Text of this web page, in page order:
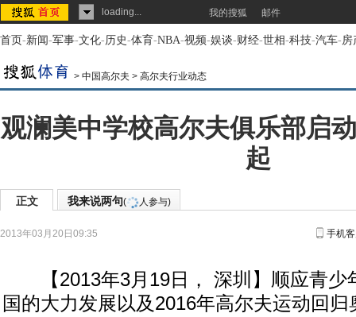
loading... 我的搜狐 邮件
首页-新闻-军事-文化-历史-体育-NBA-视频-娱谈-财经-世相-科技-汽车-房
> 中国高尔夫 > 高尔夫行业动态
观澜美中学校高尔夫俱乐部启
起
正文 我来说两句( 人参与)
2013年03月20日09:35 手机
【2013年3月19日， 深圳】顺应青少
国的大力发展以及2016年高尔夫运动回